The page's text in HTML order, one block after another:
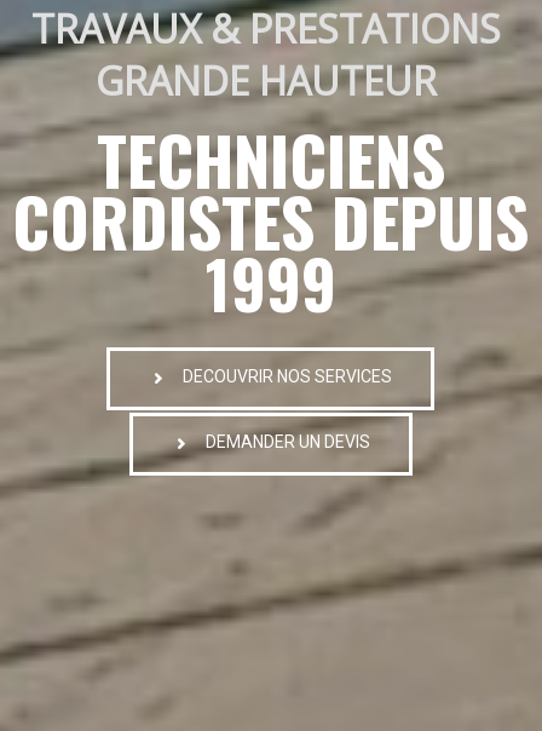
TRAVAUX & PRESTATIONS
GRANDE HAUTEUR
TECHNICIENS
CORDISTES DEPUIS
1999
DECOUVRIR NOS SERVICES
DEMANDER UN DEVIS